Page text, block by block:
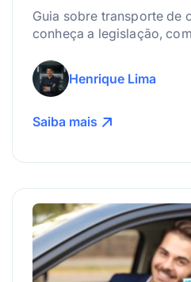
Guia sobre transporte de
conheça a legislação,
Henrique Lima
Saiba mais